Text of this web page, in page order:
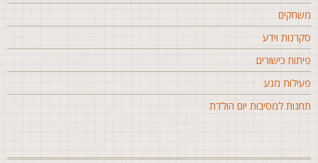
וידע
כישורים
מגע
למסיבות יום הולדת